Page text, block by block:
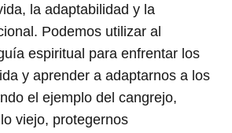
la adaptabilidad y la
Podemos utilizar al
espiritual para enfrentar los
y aprender a adaptarnos a los
el ejemplo del cangrejo,
viejo, protegernos